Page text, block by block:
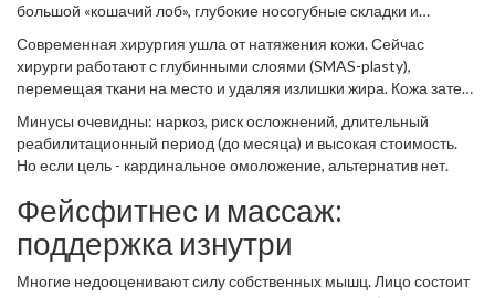
большой «кошачий лоб», глубокие носогубные складки и
хирургический фейслифтингостаетсяединственным методом
радикальной коррекции овала лица.
Современная хирургия ушла от натяжения кожи. Сейчас
хирурги работают с глубинными слоями (SMAS-plasty),
перемещая ткани на место и удаляя излишки жира. Кожа затем
естественный вид и длительность результата до 10-15 лет.
Минусы очевидны: наркоз, риск осложнений, длительный
реабилитационный период (до месяца) и высокая стоимость.
Но если цель - кардинальное омоложение, альтернатив нет.
Фейсфитнес и массаж:
поддержка изнутри
Многие недооценивают силу собственных мышц. Лицо состоит